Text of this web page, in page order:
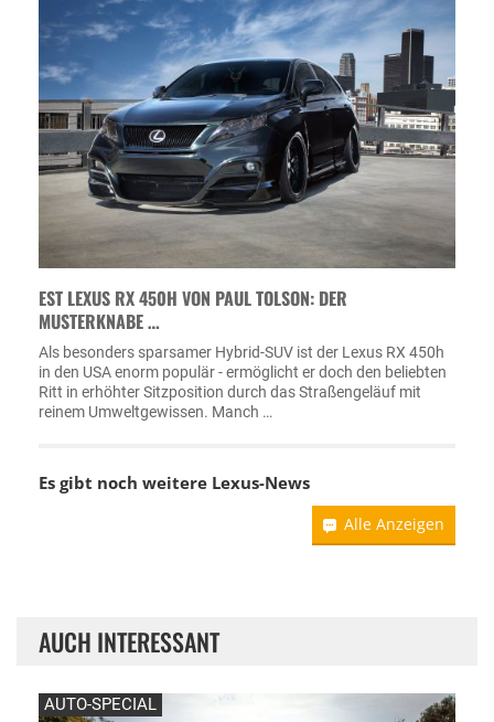
EST LEXUS RX 450H VON PAUL TOLSON: DER
MUSTERKNABE …
Als besonders sparsamer Hybrid-SUV ist der Lexus RX 450h
in den USA enorm populär - ermöglicht er doch den beliebten
Ritt in erhöhter Sitzposition durch das Straßengeläuf mit
reinem Umweltgewissen. Manch …
Es gibt noch weitere Lexus-News
Alle Anzeigen
AUCH INTERESSANT
AUTO-SPECIAL